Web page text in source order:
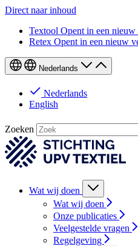
Direct naar inhoud
Textool Opent in een nieuw
Retex Opent in een nieuw
Nederlands
Nederlands
English
Zoeken
Wat wij doen
Wat wij doen
Onze publicaties
Veelgestelde vragen
Regelgeving